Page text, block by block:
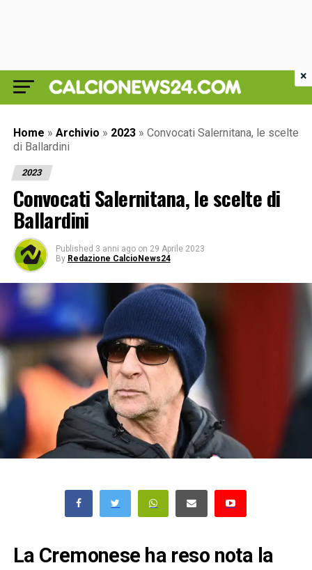
Home » Archivio » 2023 » Convocati Salernitana, le scelte
di Ballardini
2023
Convocati Salernitana, le scelte di
Ballardini
Published 3 anni ago on 29 Aprile 2023
By Redazione CalcioNews24
La Cremonese ha reso nota la
×